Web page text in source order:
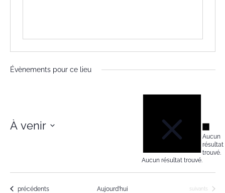
Évènements pour ce lieu
Aucun
résultat
trouvé.
Aucun résultat trouvé.
À venir
Évènements
précédents Aujourd’hui Évènements
suivants